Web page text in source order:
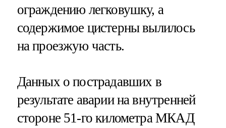
ограждению легковушку, а
содержимое цистерны вылилось
на проезжую часть.
Данных о пострадавших в
результате аварии на внутренней
стороне 51-го километра МКАД